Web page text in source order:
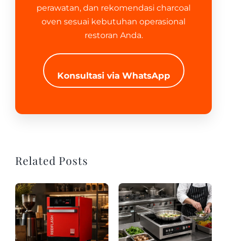
perawatan, dan rekomendasi charcoal
oven sesuai kebutuhan operasional
restoran Anda.
Konsultasi via WhatsApp
Related Posts